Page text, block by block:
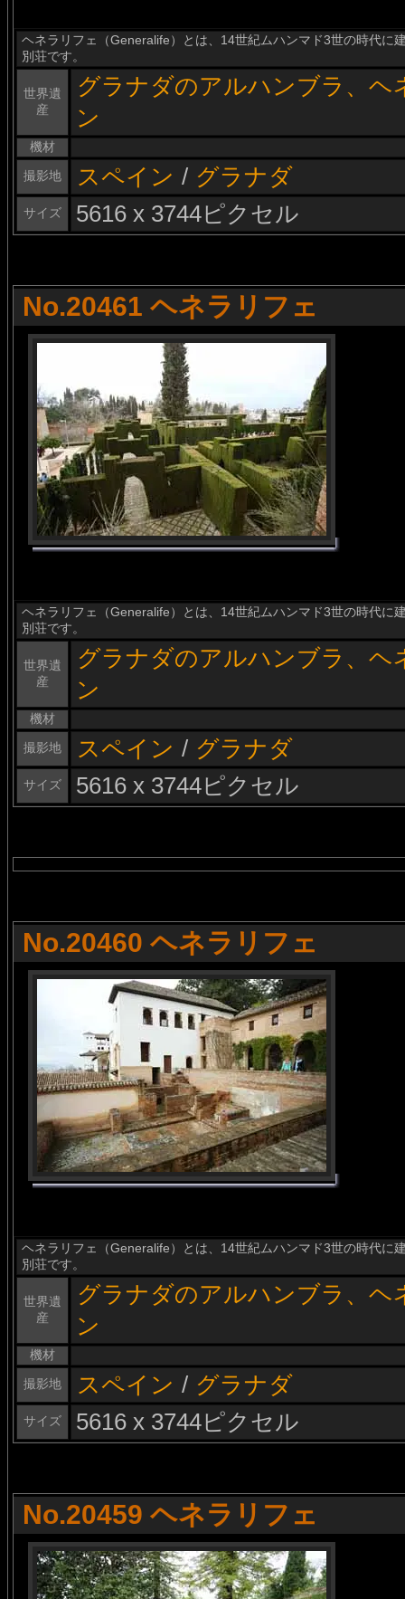
ヘネラリフェ（Generalife）とは、14世紀ムハンマド3世の時代に
別荘です。
世界遺
産
グラナダのアルハンブラ、
ン
機材
撮影地
スペイン / グラナダ
サイズ 5616 x 3744ピクセル
No.20461 ヘネラリフェ
ヘネラリフェ（Generalife）とは、14世紀ムハンマド3世の時代に
別荘です。
世界遺
産
グラナダのアルハンブラ、
ン
機材
撮影地
スペイン / グラナダ
サイズ 5616 x 3744ピクセル
No.20460 ヘネラリフェ
ヘネラリフェ（Generalife）とは、14世紀ムハンマド3世の時代に
別荘です。
世界遺
産
グラナダのアルハンブラ、
ン
機材
撮影地
スペイン / グラナダ
サイズ 5616 x 3744ピクセル
No.20459 ヘネラリフェ